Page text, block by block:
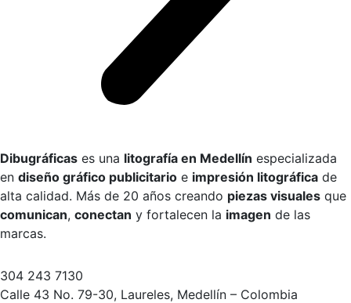
Dibugráficas es una litografía en Medellín especializada
en diseño gráfico publicitario e impresión litográfica de
alta calidad. Más de 20 años creando piezas visuales que
comunican, conectan y fortalecen la imagen de las
marcas.
304 243 7130
Calle 43 No. 79-30, Laureles, Medellín – Colombia